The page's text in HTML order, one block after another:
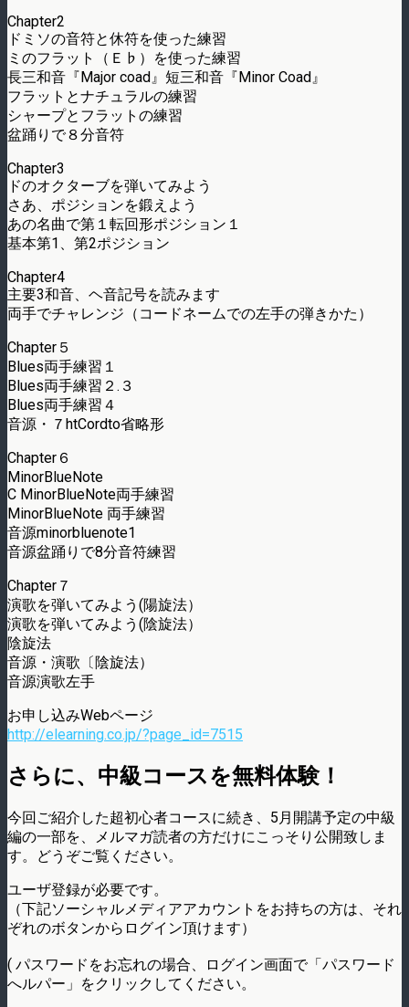
Chapter2
ドミソの音符と休符を使った練習
ミのフラット（Ｅ♭）を使った練習
長三和音『Major coad』短三和音『Minor Coad』
フラットとナチュラルの練習
シャープとフラットの練習
盆踊りで８分音符
Chapter3
ドのオクターブを弾いてみよう
さあ、ポジションを鍛えよう
あの名曲で第１転回形ポジション１
基本第1、第2ポジション
Chapter4
主要3和音、ヘ音記号を読みます
両手でチャレンジ（コードネームでの左手の弾きかた）
Chapter５
Blues両手練習１
Blues両手練習２.３
Blues両手練習４
音源・７htCordto省略形
Chapter６
MinorBlueNote
C MinorBlueNote両手練習
MinorBlueNote 両手練習
音源minorbluenote1
音源盆踊りで8分音符練習
Chapter７
演歌を弾いてみよう(陽旋法）
演歌を弾いてみよう(陰旋法）
陰旋法
音源・演歌〔陰旋法）
音源演歌左手
お申し込みWebページ
http://elearning.co.jp/?page_id=7515
さらに、中級コースを無料体験！
今回ご紹介した超初心者コースに続き、5月開講予定の中級
編の一部を、メルマガ読者の方だけにこっそり公開致しま
す。どうぞご覧ください。
ユーザ登録が必要です。
（下記ソーシャルメディアアカウントをお持ちの方は、それ
ぞれのボタンからログイン頂けます）
( パスワードをお忘れの場合、ログイン画面で「パスワード
へルパー」をクリックしてください。